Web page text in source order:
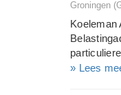
beste de
Groningen
Koeleman
» Lees